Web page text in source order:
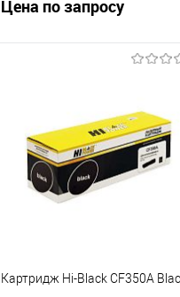
Цена по запросу
Купить в 1 клик
Сравнение
В избранное
Недоступно
Картридж Hi-Black CF350A